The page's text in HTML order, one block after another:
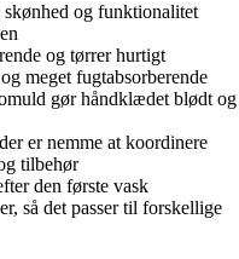
og funktionalitet
og tørrer hurtigt
meget fugtabsorberende
gør håndklædet blødt og
er nemme at koordinere
tilbehør
den første vask
så det passer til forskellige